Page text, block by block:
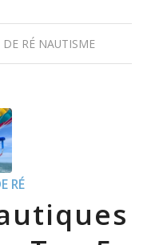
DE RÉ NAUTISME
RÉ